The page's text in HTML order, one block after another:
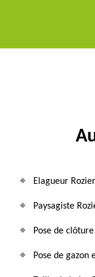
Elagueur
Paysagiste
Pose de
Pose de gazon